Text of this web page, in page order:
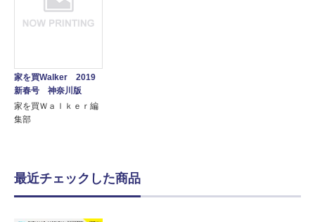
家を買Walker 2019
新春号 神奈川版
家を買Ｗａｌｋｅｒ編
集部
最近チェックした商品